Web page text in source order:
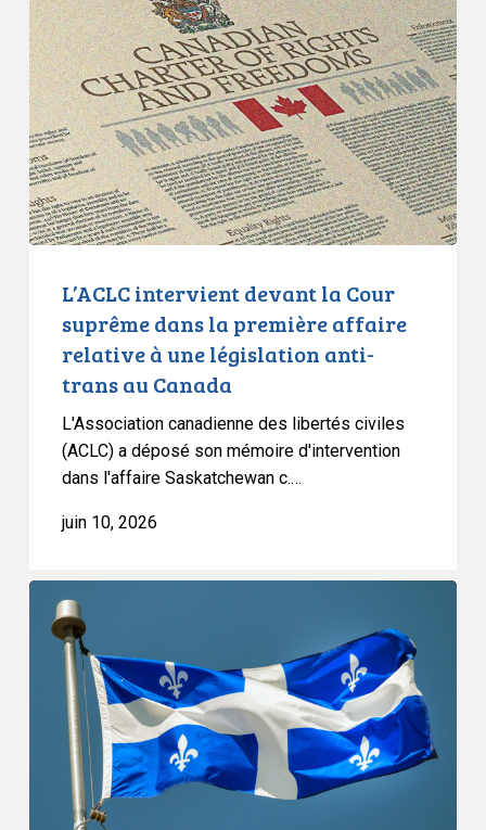
»,
sur
la
liberté
d’expression
et
le
droit
à
privée
devant
la
Cour
suprême
dans
la
première
affaire
législation
trans
Canada
L’ACLC intervient devant la Cour
suprême dans la première affaire
relative à une législation anti-
trans au Canada
L'Association canadienne des libertés civiles
(ACLC) a déposé son mémoire d'intervention
dans l'affaire Saskatchewan c.…
juin 10, 2026
réagit
l’introduction
projet